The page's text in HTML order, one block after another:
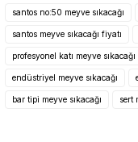
Görüş ve önerileriniz için
Ürün resmi kalitesiz,
Ürün açıklamasında
Ürün bilgilerinde
santos no:50 meyve sıkacağı
santos meyve sıkacağı fiyatı
profesyonel katı meyve sıkacağı
endüstriyel meyve sıkacağı
bar tipi meyve sıkacağı sert